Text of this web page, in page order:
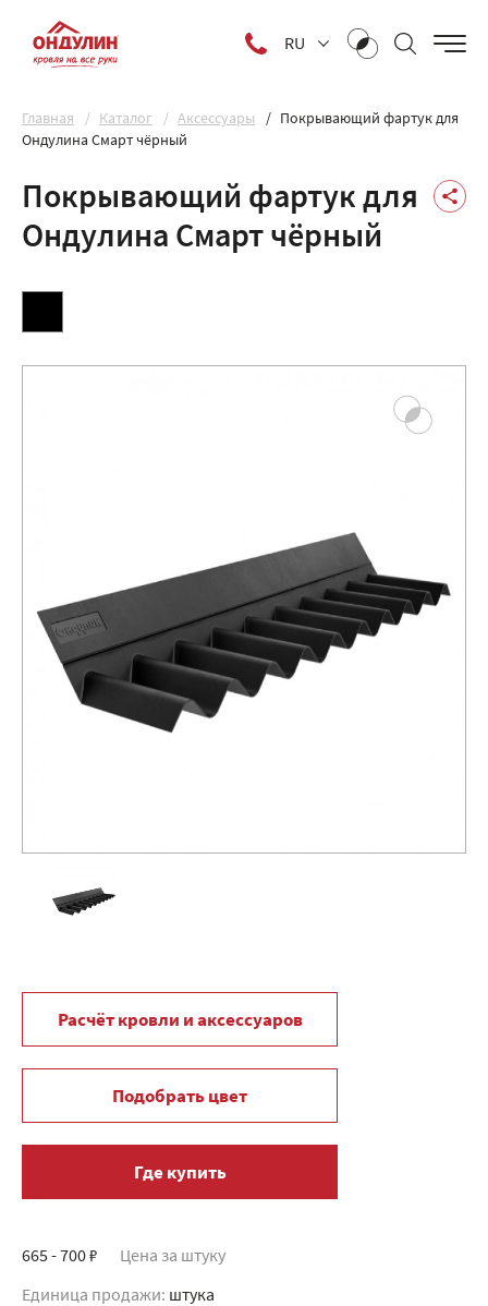
RU
Главная Каталог Аксессуары
Покрывающий фартук для
Ондулина Смарт чёрный
Покрывающий фартук для
Ондулина Смарт чёрный
Расчёт кровли и аксессуаров
Подобрать цвет
Где купить
665 - 700 ₽ Цена за штуку
Единица продажи: штука